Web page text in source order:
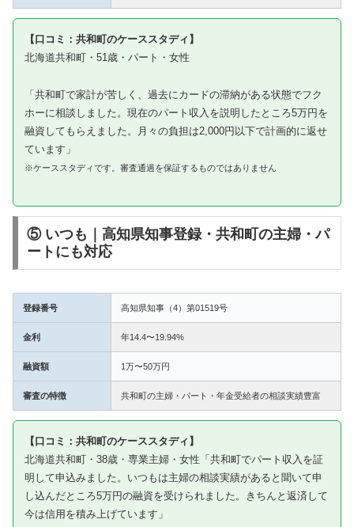
【口コミ：共和町のケーススタディ】
北海道共和町・51歳・パート・女性
「共和町で家計が苦しく、過去にカードの滞納がある状態でフク
ホーに相談しました。現在のパート収入を説明したところ5万円を
融資してもらえました。月々の負担は2,000円以下で計画的に返せ
ています」
※ケーススタディです。審査通過を保証するものではありません
⑤ いつも｜高知県知事登録・共和町の主婦・パ
ートにも対応
登録番号 高知県知事（4）第01519号
金利 年14.4〜19.94%
融資額 1万〜50万円
審査の特徴 共和町の主婦・パート・年金受給者の相談実績豊富
【口コミ：共和町のケーススタディ】
北海道共和町・38歳・専業主婦・女性「共和町でパート収入を証
明して申込みました。いつもは主婦の相談実績があると聞いて申
し込んだところ5万円の融資を受けられました。きちんと返済して
今は信用を積み上げています」